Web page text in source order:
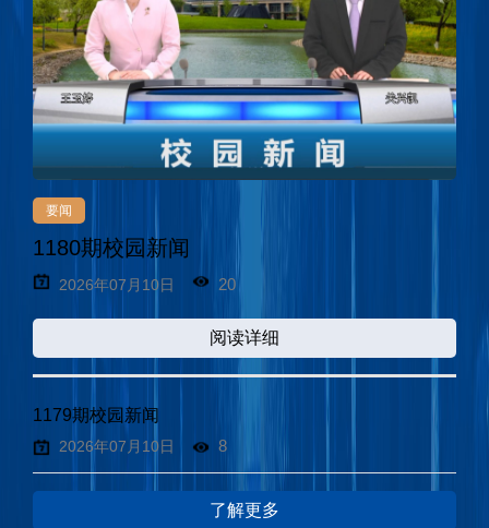
要闻
1180期校园新闻
2026年07月10日 20
阅读详细
1179期校园新闻
2026年07月10日 8
了解更多